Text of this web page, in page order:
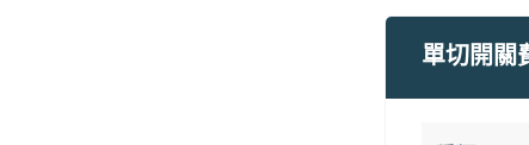
單切開關